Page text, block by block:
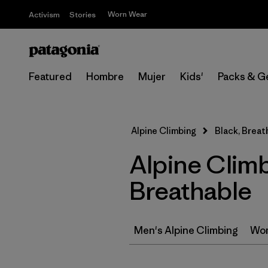
Activism Stories Worn Wear
Featured Hombre Mujer Kids' Packs &
Alpine Climbing Black,
Alpine
Breathable
Men's Alpine Climbing